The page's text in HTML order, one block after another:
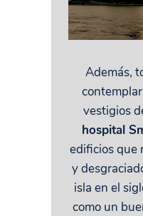
Además,
vestigios
hospital
edificios que
y
isla en el
como un